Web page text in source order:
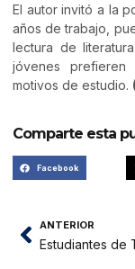
El autor invitó a la
años de trabajo,
lectura de
jóvenes
motivos de estudio.
Comparte esta
Facebook
ANTERIOR